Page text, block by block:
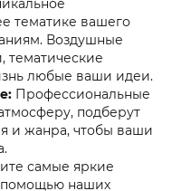
тематике вашего
Воздушные
тематические
любые ваши идеи.
Профессиональные
подберут
и жанра, чтобы ваши
самые яркие
помощью наших